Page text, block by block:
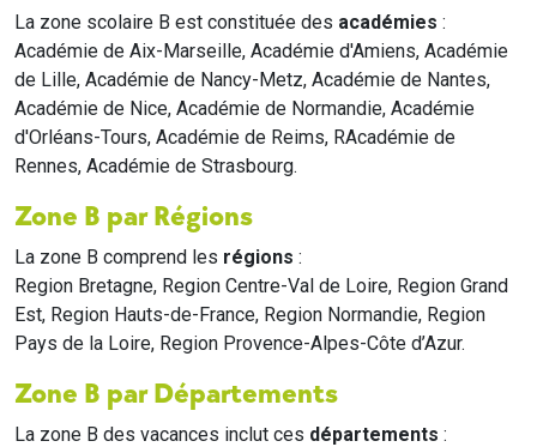
La zone scolaire B est constituée des académies :
Académie de Aix-Marseille, Académie d'Amiens, Académie
de Lille, Académie de Nancy-Metz, Académie de Nantes,
Académie de Nice, Académie de Normandie, Académie
d'Orléans-Tours, Académie de Reims, RAcadémie de
Rennes, Académie de Strasbourg.
Zone B par Régions
La zone B comprend les régions :
Region Bretagne, Region Centre-Val de Loire, Region Grand
Est, Region Hauts-de-France, Region Normandie, Region
Pays de la Loire, Region Provence-Alpes-Côte d’Azur.
Zone B par Départements
La zone B des vacances inclut ces départements :